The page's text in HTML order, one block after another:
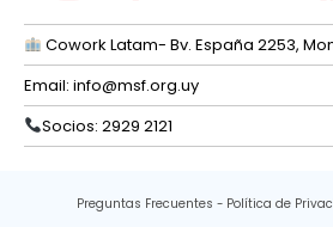
Cowork Latam- Bv. España 2253,
Email: info@msf.org.uy
Socios: 2929 2121
Preguntas Frecuentes Política de